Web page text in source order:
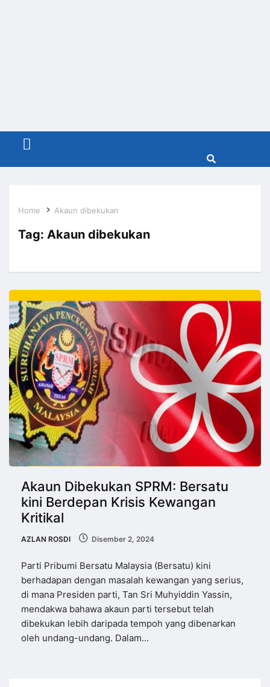
Menu
Home Akaun dibekukan
Tag: Akaun dibekukan
Akaun Dibekukan SPRM: Bersatu
kini Berdepan Krisis Kewangan
Kritikal
AZLAN ROSDI Disember 2, 2024
Parti Pribumi Bersatu Malaysia (Bersatu) kini
berhadapan dengan masalah kewangan yang serius,
di mana Presiden parti, Tan Sri Muhyiddin Yassin,
mendakwa bahawa akaun parti tersebut telah
dibekukan lebih daripada tempoh yang dibenarkan
oleh undang-undang. Dalam…